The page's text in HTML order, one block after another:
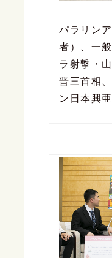
パラリン
者）、一
ラ射撃・
晋三首相
ン日本興